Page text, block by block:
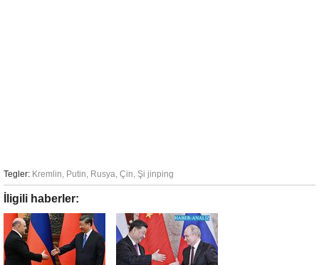
Tegler: Kremlin Putin Rusya Çin Şi jinping
İligili haberler: